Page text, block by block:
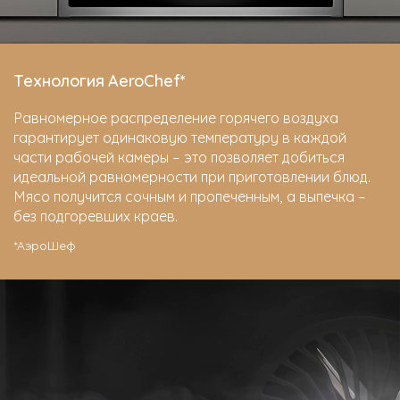
Технология AeroChef*
Равномерное распределение горячего воздуха
гарантирует одинаковую температуру в каждой
части рабочей камеры – это позволяет добиться
идеальной равномерности при приготовлении блюд.
Мясо получится сочным и пропеченным, а выпечка –
без подгоревших краев.
*АэроШеф